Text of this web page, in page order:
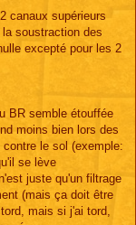
canaux supérieurs
soustraction des
excepté pour les 2
BR semble étouffée
moins bien lors des
le sol (exemple:
se lève
juste qu'un filtrage
(mais ça doit être
mais si j'ai tord,